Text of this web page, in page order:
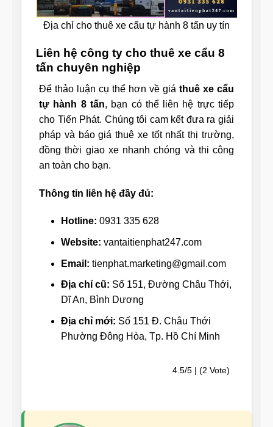
Địa chỉ cho thuê xe cẩu tự hành 8 tấn uy tín
Liên hệ công ty cho thuê xe cẩu 8
tấn chuyên nghiệp
Để thảo luận cụ thể hơn về giá thuê xe cẩu
tự hành 8 tấn, bạn có thể liên hệ trực tiếp
cho Tiến Phát. Chúng tôi cam kết đưa ra giải
pháp và báo giá thuê xe tốt nhất thị trường,
đồng thời giao xe nhanh chóng và thi công
an toàn cho bạn.
Thông tin liên hệ đầy đủ:
Hotline: 0931 335 628
Website: vantaitienphat247.com
Email: tienphat.marketing@gmail.com
Địa chỉ cũ: Số 151, Đường Châu Thới,
Dĩ An, Bình Dương
Địa chỉ mới: Số 151 Đ. Châu Thới
Phường Đông Hòa, Tp. Hồ Chí Minh
4.5/5 | (2 Vote)